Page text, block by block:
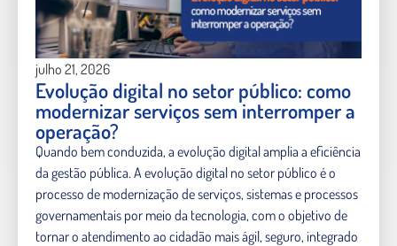
julho 21, 2026
Evolução digital no setor público: como
modernizar serviços sem interromper a
operação?
Quando bem conduzida, a evolução digital amplia a eficiência
da gestão pública. A evolução digital no setor público é o
processo de modernização de serviços, sistemas e processos
governamentais por meio da tecnologia, com o objetivo de
tornar o atendimento ao cidadão mais ágil, seguro, integrado